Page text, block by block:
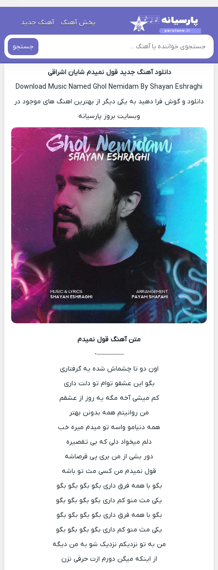
پخش آهنگ آهنگ جدید
جستجو
خانه » دانلود آهنگ جدید
اهنگ شایان اشراقی قول نمیدم جدید
دانلود آهنگ جدید قول نمیدم شایان اشراقی
Download Music Named Ghol Nemidam By Shayan Eshraghi
دانلود و گوش فرا دهید به یکی دیگر از بهترین اهنگ های موجود در
وبسایت بروز پارسیانه
متن آهنگ قول نمیدم
————-
اون دو تا چشماش شده یه گرفتاری
بگو این عشقو توام تو دلت داری
کم میشی آخه مگه یه روز از عشقم
من روانیتم همه بدونن بهتر
همه دنیامو واسه تو میدم میره خب
دلم میخواد دلی که بی تقصیره
دور بشی از من بری پی قرصاشه
قول نمیدم من کسی مث تو باشه
بگو با همه فرق داری بگو بگو بگو بگو
یکی مث منو کم داری بگو بگو بگو بگو
بگو با همه فرق داری بگو بگو بگو بگو
یکی مث منو کم داری بگو بگو بگو بگو
من به تو نزدیکم نزدیک شو به من دیگه
از اینکه میگن دورم ازت حرفی نزن